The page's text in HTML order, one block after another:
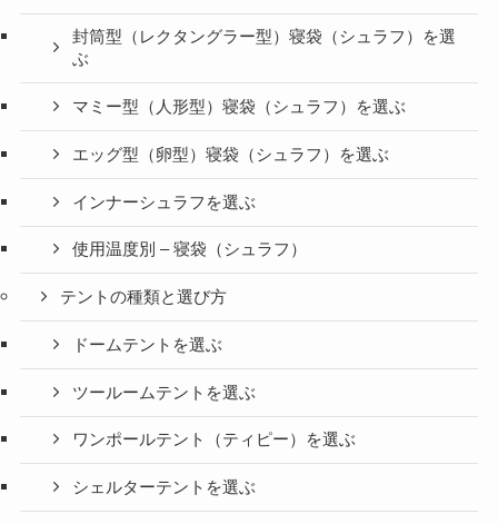
封筒型（レクタングラー型）寝袋（シュラフ）を選
ぶ
マミー型（人形型）寝袋（シュラフ）を選ぶ
エッグ型（卵型）寝袋（シュラフ）を選ぶ
インナーシュラフを選ぶ
使用温度別 – 寝袋（シュラフ）
テントの種類と選び方
ドームテントを選ぶ
ツールームテントを選ぶ
ワンポールテント（ティピー）を選ぶ
シェルターテントを選ぶ